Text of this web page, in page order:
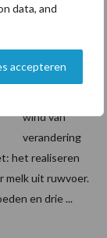
data, and
accepteren
Meer
ruwvoer
wind van
verandering
het realiseren
melk uit ruwvoer.
en drie ...